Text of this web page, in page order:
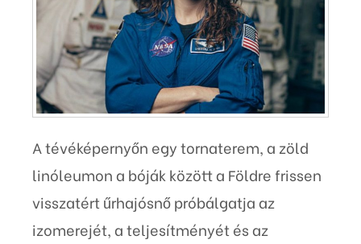
A tévéképernyőn egy tornaterem, a zöld
linóleumon a bóják között a Földre frissen
visszatért űrhajósnő próbálgatja az
izomerejét, a teljesítményét és az